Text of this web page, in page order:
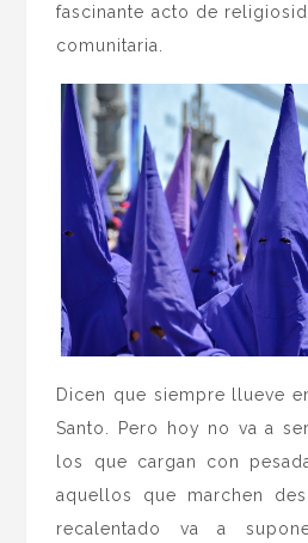
fascinante acto de
comunitaria.
Dicen que siempre llueve
Santo. Pero hoy no va a
los que cargan con
aquellos que marchen
recalentado va a